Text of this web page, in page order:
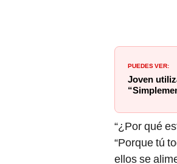
PUEDES VER:
Joven
“¿Por qué
“Porque tú
ellos se